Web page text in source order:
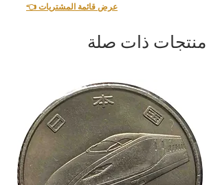
👈 عرض قائمة المشتريات
منتجات ذات صلة